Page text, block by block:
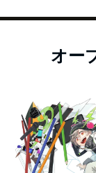
オー